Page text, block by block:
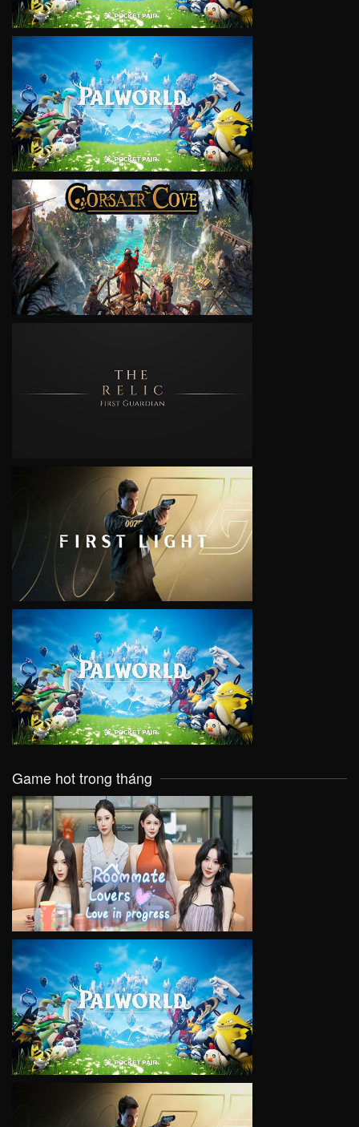
VIEW
VIEW
VIEW
VIEW
VIEW
Game hot trong tháng
VIEW
VIEW